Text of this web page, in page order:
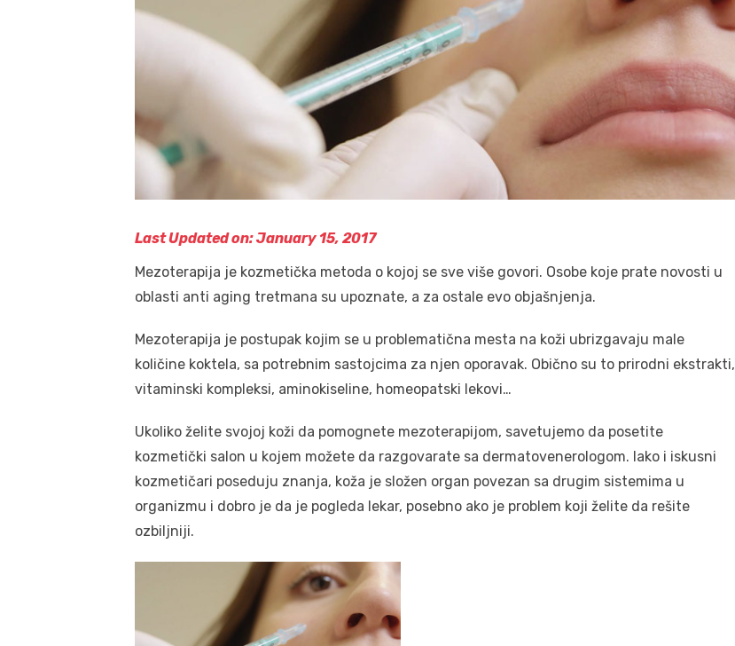
Last Updated on: January 15, 2017
Mezoterapija je kozmetička metoda o kojoj se sve više govori. Osobe koje prate novosti u
oblasti anti aging tretmana su upoznate, a za ostale evo objašnjenja.
Mezoterapija je postupak kojim se u problematična mesta na koži ubrizgavaju male
količine koktela, sa potrebnim sastojcima za njen oporavak. Obično su to prirodni ekstrakti,
vitaminski kompleksi, aminokiseline, homeopatski lekovi…
Ukoliko želite svojoj koži da pomognete mezoterapijom, savetujemo da posetite
kozmetički salon u kojem možete da razgovarate sa dermatovenerologom. Iako i iskusni
kozmetičari poseduju znanja, koža je složen organ povezan sa drugim sistemima u
organizmu i dobro je da je pogleda lekar, posebno ako je problem koji želite da rešite
ozbiljniji.